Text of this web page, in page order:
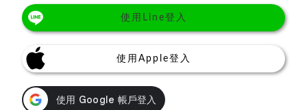
使用Line登入
使用Apple登入